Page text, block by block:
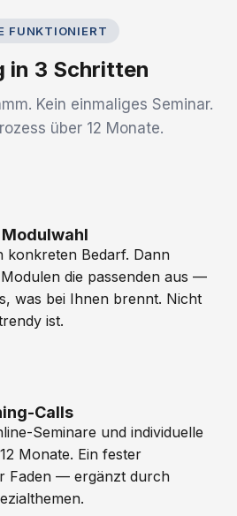
FUNKTIONIERT
in 3 Schritten
Kein einmaliges Seminar.
über 12 Monate.
konkreten Bedarf. Dann
die passenden aus —
was bei Ihnen brennt. Nicht
ist.
Calls
Seminare und individuelle
Monate. Ein fester
Faden — ergänzt durch